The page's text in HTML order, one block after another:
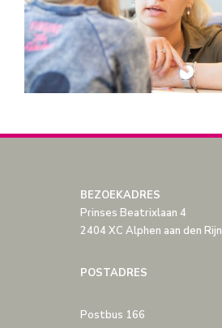
BEZOEKADRES
Prinses Beatrixlaan 4
2404 XC Alphen aan den Rijn
POSTADRES
Postbus 166